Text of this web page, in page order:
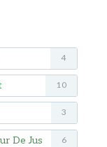
4
10
3
De Jus 6